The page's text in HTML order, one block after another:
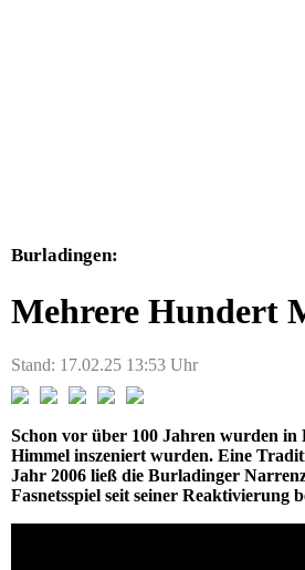
Burladingen:
Mehrere Hundert
Stand: 17.02.25 13:53 Uhr
Schon vor über 100 Jahren wurden in
Himmel inszeniert wurden. Eine
Jahr 2006 ließ die Burladinger
Fasnetsspiel seit seiner Reaktivierung